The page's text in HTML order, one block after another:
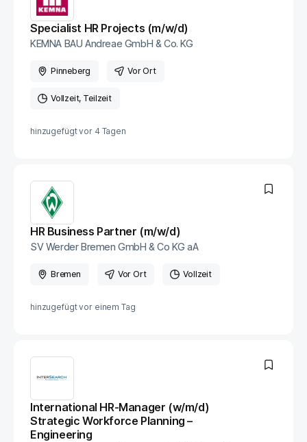
Specialist HR Projects (m/w/d)
KEMNA BAU Andreae GmbH & Co. KG
Pinneberg Vor Ort
Vollzeit Teilzeit
hinzugefügt vor 4 Tagen
HR Business Partner (m/w/d)
SV Werder Bremen GmbH & Co KG aA
Bremen Vor Ort Vollzeit
hinzugefügt vor einem Tag
International HR-Manager (w/m/d)
Strategic Workforce Planning –
Engineering